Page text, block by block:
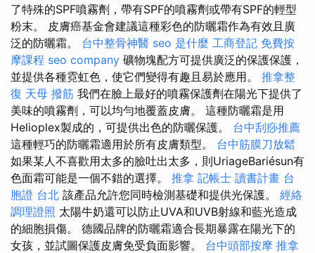
了特殊的SPF噴霧劑，帶有SPF的噴霧劑或帶有SPF的輕型
粉末。 皮膚癌基金會建議這種彩色的防曬霜作為有效且廣
泛的防曬霜。 台中整骨神醫 seo 是什麼 工商登記 免費按
摩課程 seo company 礦物塊配方可提供廣泛的保護保護，
並提供各種霓虹色，使它們變得有趣且易於應用。 推拿整
復 天母 撥筋 我們在臉上最好的噴霧保護劑在陽光下提供了
美味的噴霧劑，可以均勻地覆蓋皮膚。 這種防曬霜是用
Helioplex製成的，可提供出色的防曬保護。 台中刮痧推薦
這種輕巧的防曬霜適用於所有皮膚類型。 台中筋膜刀放鬆
如果某人不喜歡用太多的臉吐出太多，則UriageBariésun有
色面霜可能是一個不錯的選擇。 推拿 記帳士 讀書計畫 台
胞證 台北 該產品允許您同時檢測基礎和提供光保護。 經絡
調理證照 太陽牛奶還可以防止UVA和UVB射線和藍光造成
的細胞損傷。 德國品牌的防曬霜適合長期暴露在陽光下的
女孩，並試圖保護皮膚免受負面影響。 台中頭部按摩 推拿